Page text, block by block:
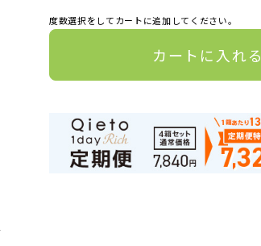
度数選択をしてカートに追加してください。
カートに入れる